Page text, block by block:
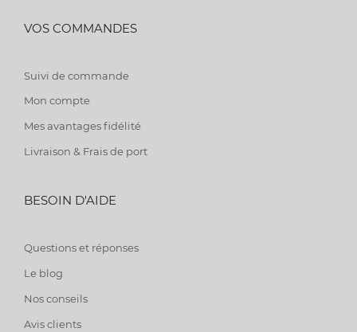
VOS COMMANDES
Suivi de commande
Mon compte
Mes avantages fidélité
Livraison & Frais de port
BESOIN D'AIDE
Questions et réponses
Le blog
Nos conseils
Avis clients